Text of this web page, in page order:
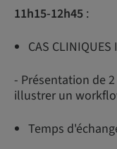
11h15-12h45 :
CAS CLINIQUES
- Présentation de
illustrer un
Temps